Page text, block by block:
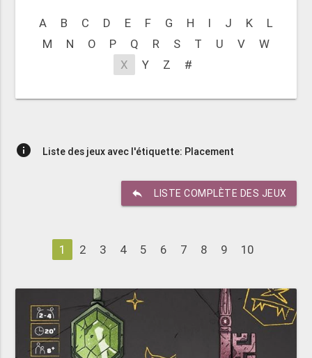
A B C D E F G H I J K
L
M
N O P Q R S T U V
W
X
Y Z #
info Liste des jeux avec l'étiquette: Placement
reply LISTE COMPLÈTE DES JEUX
1 2 3 4 5 6 7 8 9 10